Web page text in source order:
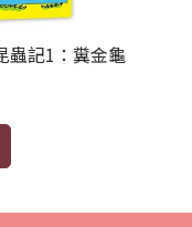
蟲記1：糞金龜